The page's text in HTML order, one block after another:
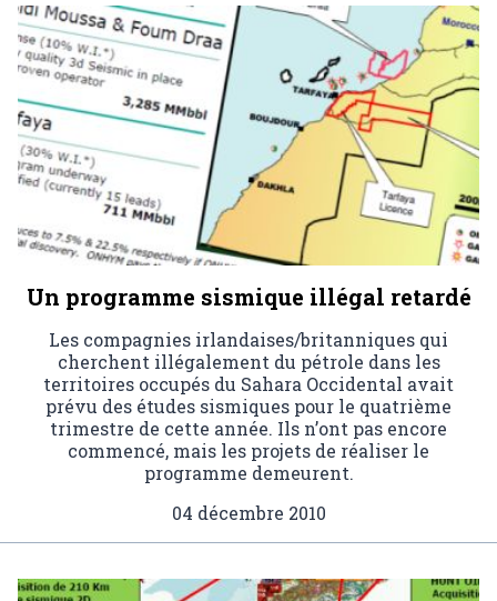
Un programme sismique illégal retardé
Les compagnies irlandaises/britanniques qui
cherchent illégalement du pétrole dans les
territoires occupés du Sahara Occidental avait
prévu des études sismiques pour le quatrième
trimestre de cette année. Ils n’ont pas encore
commencé, mais les projets de réaliser le
programme demeurent.
04 décembre 2010